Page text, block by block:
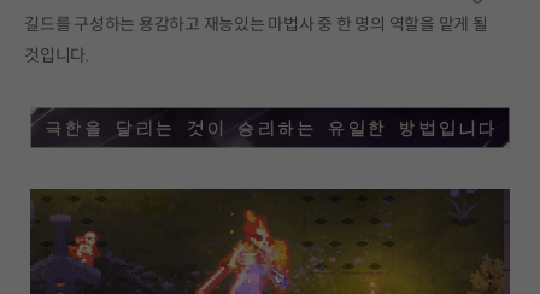
길드를 구성하는 용감하고 재능있는 마법사 중 한 명의 역할을 맡게 될
것입니다.